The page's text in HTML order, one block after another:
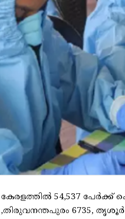
കേരളത്തില്‍ 54,537 പേര്‍ക്ക്
,തിരുവനന്തപുരം 6735, തൃശൂര്‍